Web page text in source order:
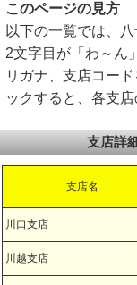
このページの見方
以下の一覧では、
2文字目が「わ～ん
リガナ、支店コー
ックすると、各支
支店詳
支店名
川口支店
川越支店